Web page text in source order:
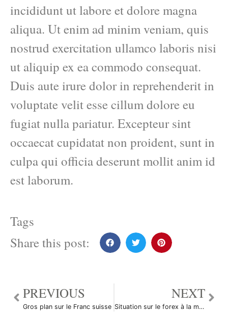
incididunt ut labore et dolore magna
aliqua. Ut enim ad minim veniam, quis
nostrud exercitation ullamco laboris nisi
ut aliquip ex ea commodo consequat.
Duis aute irure dolor in reprehenderit in
voluptate velit esse cillum dolore eu
fugiat nulla pariatur. Excepteur sint
occaecat cupidatat non proident, sunt in
culpa qui officia deserunt mollit anim id
est laborum.
Tags
Share this post:
PREVIOUS
Gros plan sur le Franc suisse
NEXT
Situation sur le forex à la mi-journée